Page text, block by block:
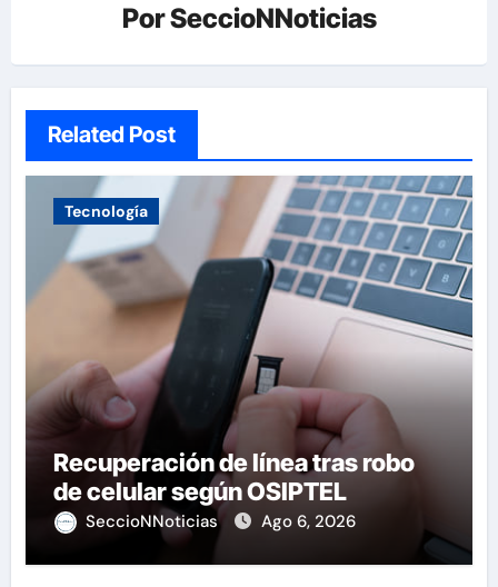
PorSeccioNNoticias
Related Post
Tecnología
Recuperación de línea tras robo
de celular según OSIPTEL
SeccioNNoticias Ago 6, 2026